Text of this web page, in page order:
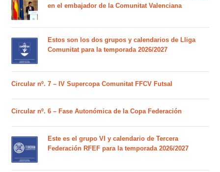
en el embajador de la Comunitat Valenciana
Estos son los dos grupos y calendarios de Lliga
Comunitat para la temporada 2026/2027
Circular nº. 7 – IV Supercopa Comunitat FFCV Futsal
Circular nº. 6 – Fase Autonómica de la Copa Federación
Este es el grupo VI y calendario de Tercera
Federación RFEF para la temporada 2026/2027